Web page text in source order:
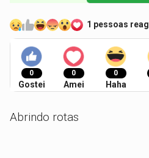
1 pessoas
0
Gostei
0
Amei
0
Haha
Abrindo rotas